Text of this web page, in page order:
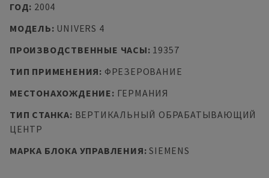
ГОД: 2004
МОДЕЛЬ: UNIVERS 4
ПРОИЗВОДСТВЕННЫЕ ЧАСЫ: 19357
ТИП ПРИМЕНЕНИЯ: ФРЕЗЕРОВАНИЕ
МЕСТОНАХОЖДЕНИЕ: ГЕРМАНИЯ
ТИП СТАНКА: ВЕРТИКАЛЬНЫЙ ОБРАБАТЫВАЮЩИЙ
ЦЕНТР
МАРКА БЛОКА УПРАВЛЕНИЯ:SIEMENS